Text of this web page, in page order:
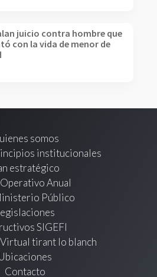
juicio contra hombre que
con la vida de menor de
somos
institucionales
estratégico
Anual
Público
SIGEFI
tirant lo blanch
Contacto